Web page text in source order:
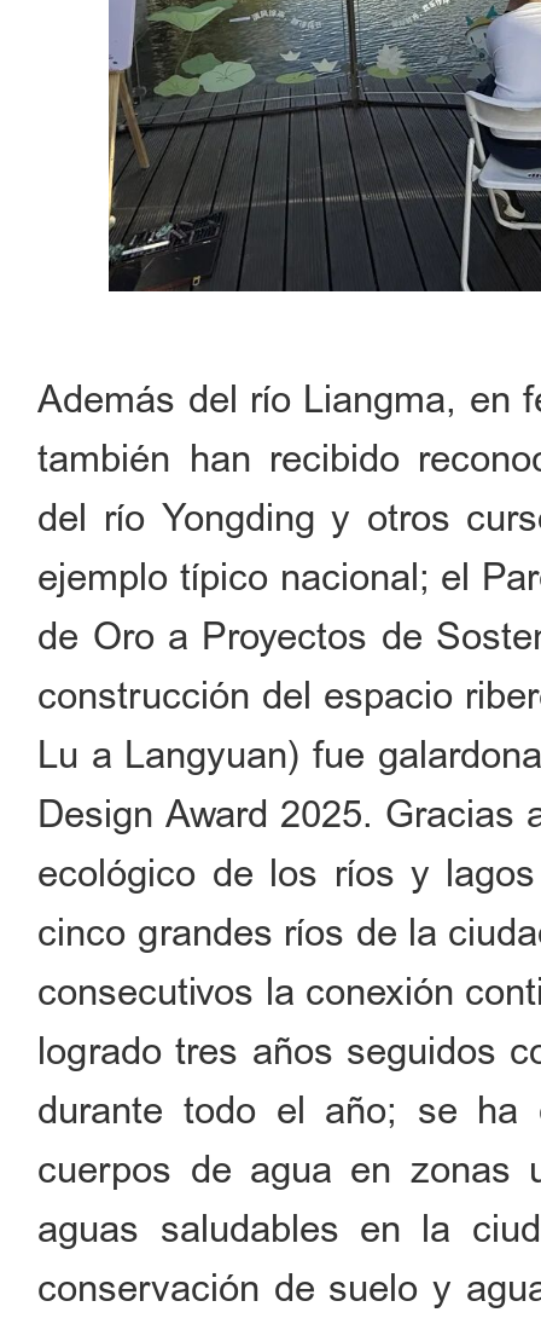
Además del río Liangma, en
también han recibido
del río Yongding y otros
ejemplo típico nacional; el
de Oro a Proyectos de
construcción del espacio
Lu a Langyuan) fue
Design Award 2025. Gracias
ecológico de los ríos y
cinco grandes ríos de la
consecutivos la conexión
logrado tres años seguidos
durante todo el año; se ha
cuerpos de agua en zonas
aguas saludables en la
conservación de suelo y